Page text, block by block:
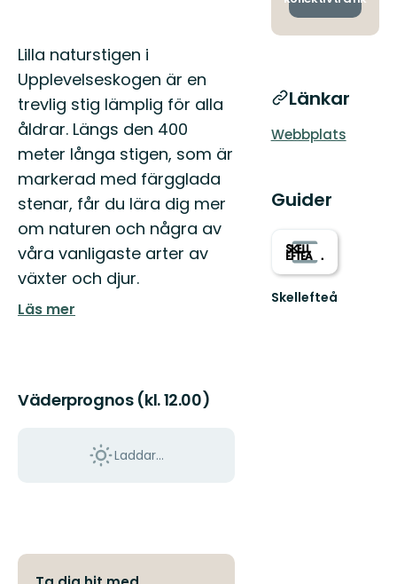
Beskrivning
Lilla naturstigen i
Upplevelseskogen är en
trevlig stig lämplig för alla
åldrar. Längs den 400
meter långa stigen, som är
markerad med färgglada
stenar, får du lära dig mer
om naturen och några av
våra vanligaste arter av
växter och djur.
Läs mer
Väderprognos (kl. 12.00)
Laddar...
Länkar
Webbplats
Guider
Skellefteå